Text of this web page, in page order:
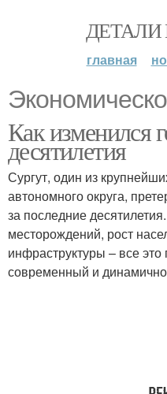
ДЕТАЛИ
главная
Как изменился
десятилетия
Сургут, один из
автономного округа,
за последние
месторождений, рост
инфраструктуры – все это
современный и